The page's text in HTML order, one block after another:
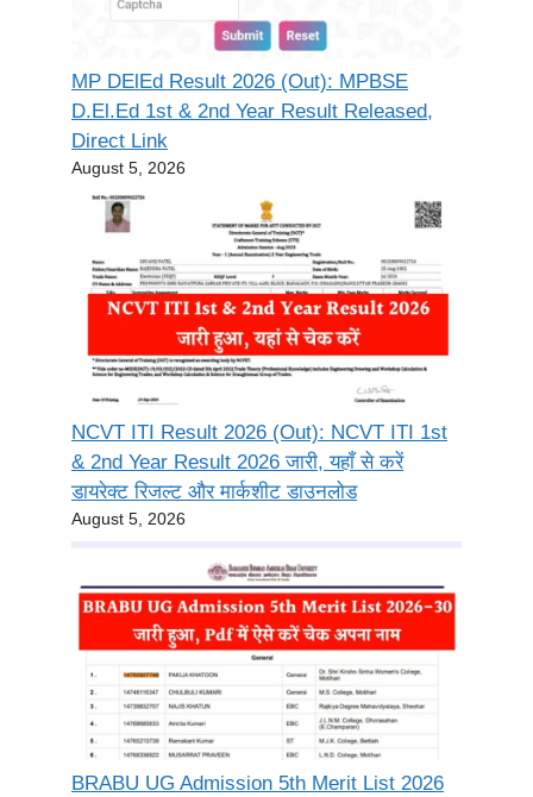
MP DElEd Result 2026 (Out): MPBSE
D.El.Ed 1st & 2nd Year Result Released,
Direct Link
August 5, 2026
NCVT ITI Result 2026 (Out): NCVT ITI 1st
& 2nd Year Result 2026 जारी, यहाँ से करें
डायरेक्ट रिजल्ट और मार्कशीट डाउनलोड
August 5, 2026
BRABU UG Admission 5th Merit List 2026